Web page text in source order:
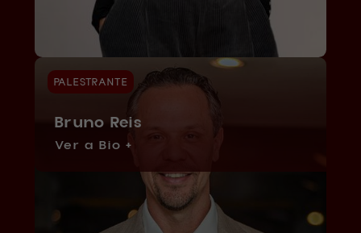
Bruno Reis
Ver a Bio +
PALESTRANTE